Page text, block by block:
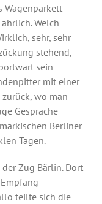
Wagenparkett
Welch
sehr, sehr
stehend,
sein
mit einer
wo man
Gespräche
Berliner
Tagen.
Zug Bärlin. Dort
teilte sich die